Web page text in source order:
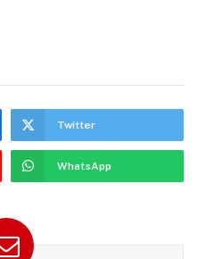
Twitter
WhatsApp